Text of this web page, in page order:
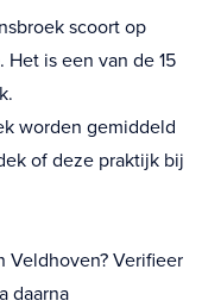
scoort op
Het is een van de 15
worden gemiddeld
of deze praktijk bij
Veldhoven? Verifieer
daarna